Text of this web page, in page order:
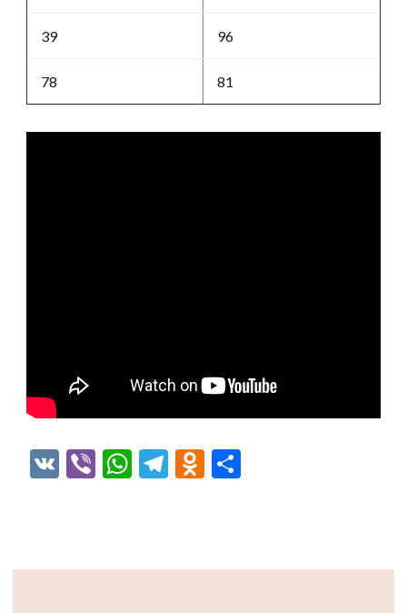
39 96
78 81
VK ViberWhatsApp
Telegram
Odnoklassniki